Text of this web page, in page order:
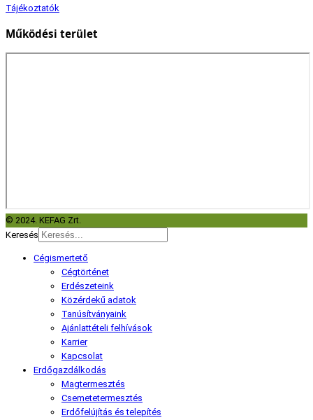
Tájékoztatók
Működési terület
© 2024. KEFAG Zrt.
Keresés
Cégismertető
Cégtörténet
Erdészeteink
Közérdekű adatok
Tanúsítványaink
Ajánlattételi felhívások
Karrier
Kapcsolat
Erdőgazdálkodás
Magtermesztés
Csemetetermesztés
Erdőfelújítás és telepítés